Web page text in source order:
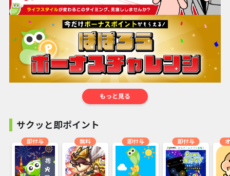
もっと見る
サクッと即ポイント
即付与 無料 即付与 即付与